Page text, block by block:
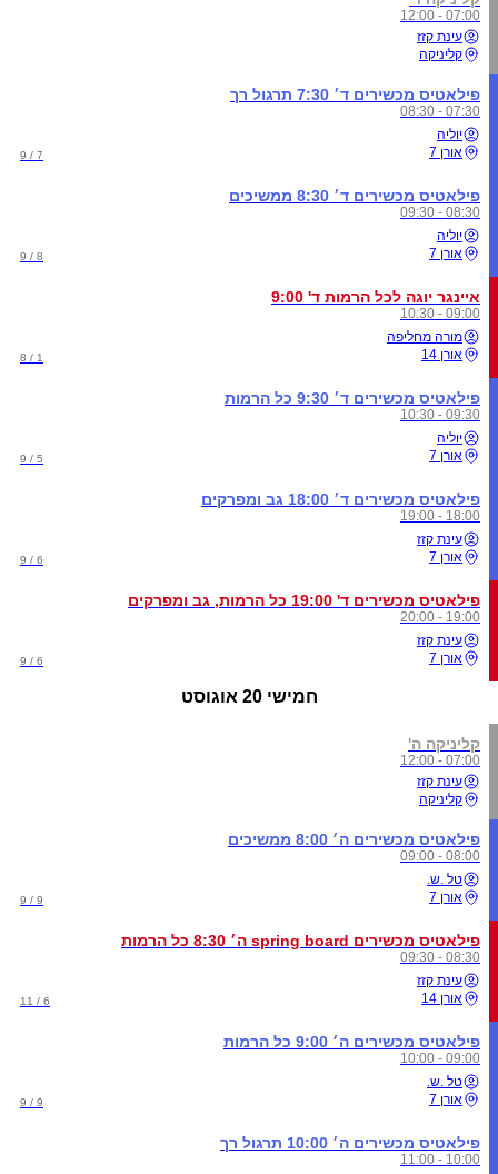
07:00 - 12:00
עינת קזז
קליניקה
פילאטיס מכשירים ד׳ 7:30 תרגול רך
07:30 - 08:30
יוליה
אורן 7
7 / 9
פילאטיס מכשירים ד׳ 8:30 ממשיכים
08:30 - 09:30
יוליה
אורן 7
8 / 9
איינגר יוגה לכל הרמות ד' 9:00
09:00 - 10:30
מורה מחליפה
אורן 14
1 / 8
פילאטיס מכשירים ד׳ 9:30 כל הרמות
09:30 - 10:30
יוליה
אורן 7
5 / 9
פילאטיס מכשירים ד׳ 18:00 גב ומפרקים
18:00 - 19:00
עינת קזז
אורן 7
6 / 9
פילאטיס מכשירים ד' 19:00 כל הרמות, גב ומפרקים
19:00 - 20:00
עינת קזז
אורן 7
6 / 9
חמישי 20 אוגוסט
קליניקה ה'
07:00 - 12:00
עינת קזז
קליניקה
פילאטיס מכשירים ה׳ 8:00 ממשיכים
08:00 - 09:00
טל .ש.
אורן 7
9 / 9
פילאטיס מכשירים spring board ה׳ 8:30 כל הרמות
08:30 - 09:30
עינת קזז
אורן 14
6 / 11
פילאטיס מכשירים ה׳ 9:00 כל הרמות
09:00 - 10:00
טל .ש.
אורן 7
9 / 9
פילאטיס מכשירים ה׳ 10:00 תרגול רך
10:00 - 11:00